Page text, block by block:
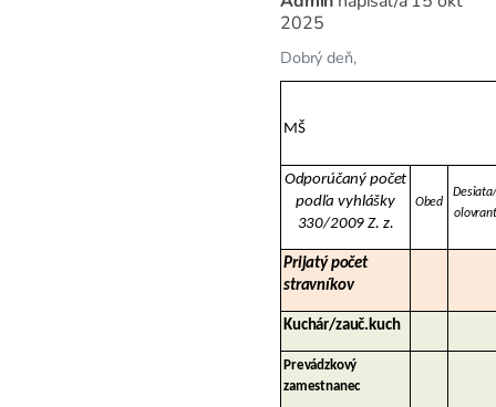
2025
Dobrý deň,
MŠ
Odporúčaný počet
podľa vyhlášky
330/2009 Z. z.
Obed
olovrant
Prijatý počet
stravníkov
Kuchár/zauč.kuch
Prevádzkový
zamestnanec